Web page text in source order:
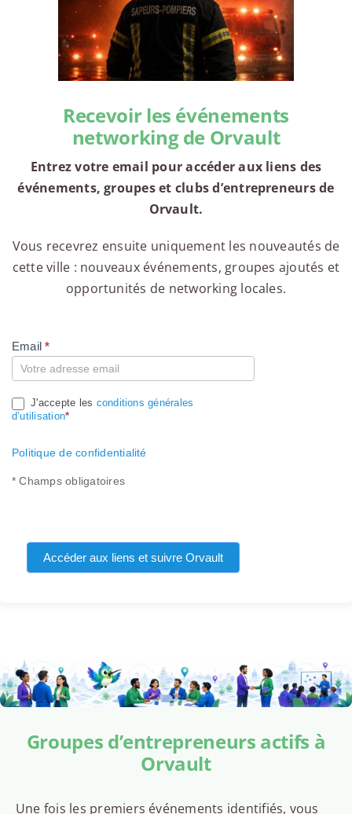
Recevoir les événements
networking de Orvault
Entrez votre email pour accéder aux liens des
événements, groupes et clubs d’entrepreneurs de
Orvault.
Vous recevrez ensuite uniquement les nouveautés de
cette ville : nouveaux événements, groupes ajoutés et
opportunités de networking locales.
Compte
Email*
J'accepte les conditions générales
d’utilisation*
Politique de confidentialité
* Champs obligatoires
Accéder aux liens et suivre Orvault
Groupes d’entrepreneurs actifs à
Orvault
Une fois les premiers événements identifiés, vous